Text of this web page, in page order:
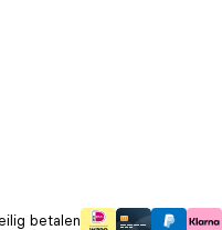
betalen